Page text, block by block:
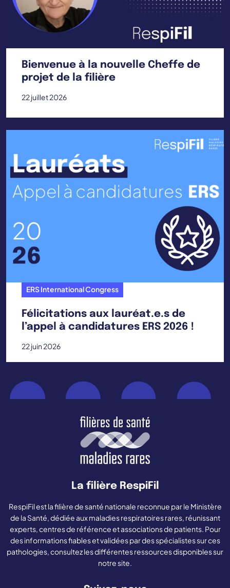
Bienvenue à la nouvelle Cheffe de
projet de la filière
22 juillet 2026
ERS International Congress
Félicitations aux lauréat.e.s de
l’appel à candidatures ERS 2026 !
22 juin 2026
La filière RespiFil
RespiFil est la filière de santé nationale reconnue par le Ministère
de la Santé, dédiée aux maladies respiratoires rares, réunissant
experts, centres de référence et associations de patients. Pour
des informations fiables et validées par des spécialistes sur ces
pathologies, consultez les différentes ressources disponibles sur
notre site.